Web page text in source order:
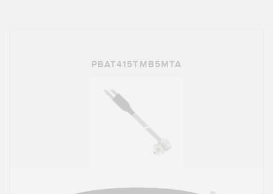
Software interfaccia utente sensore
PBAT415TMB5MTA